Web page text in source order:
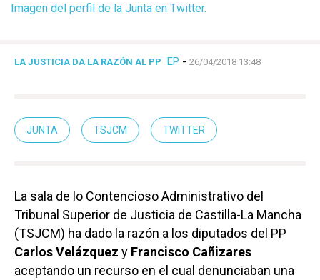
Imagen del perfil de la Junta en Twitter.
LA JUSTICIA DA LA RAZÓN AL PP EP - 26/04/2018 13:48
JUNTA TSJCM TWITTER
La sala de lo Contencioso Administrativo del
Tribunal Superior de Justicia de Castilla-La Mancha
(TSJCM) ha dado la razón a los diputados del PP
Carlos Velázquez y Francisco Cañizares
aceptando un recurso en el cual denunciaban una